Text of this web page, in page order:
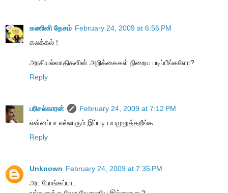
கணினி தேசம் February 24, 2009 at 6:56 PM
கலக்கல் !
அரசியல்வாதிகளின் அறிக்கைகள் நிறைய படிப்பீங்களோ?
Reply
பரிசல்காரன்
February 24, 2009 at 7:12 PM
என்னப்பா எல்லாரும் இப்படி பயமுறுத்தறீங்க....
Reply
Unknown February 24, 2009 at 7:35 PM
அட போங்கப்பா..